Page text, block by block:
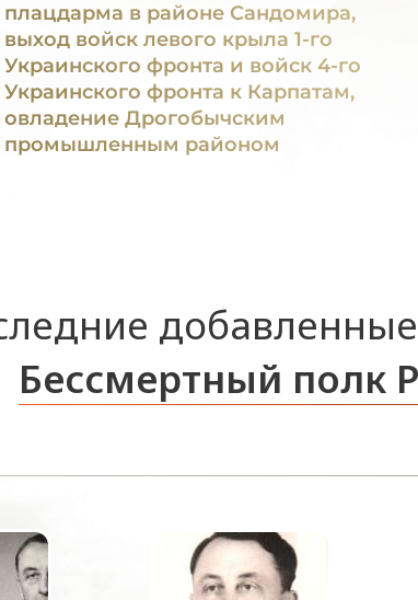
плацдарма в районе Сандомира,
выход войск левого крыла 1-го
Украинского фронта и войск 4-го
Украинского фронта к Карпатам,
овладение Дрогобычским
промышленным районом
Бессмертный полк